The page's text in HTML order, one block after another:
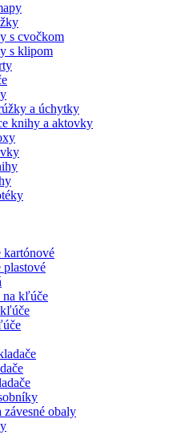
s cvočkom
s klipom
a úchytky
knihy a aktovky
kartónové
plastové
na kľúče
závesné obaly